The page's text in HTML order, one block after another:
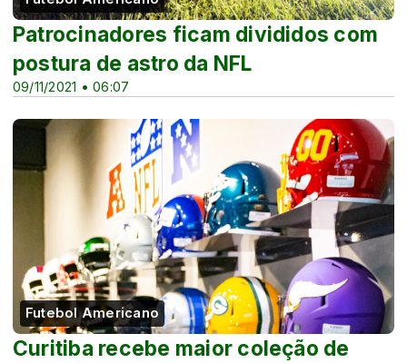
09/11/2021 • 06:07
Patrocinadores ficam divididos com
postura de astro da NFL
Futebol Americano
Curitiba recebe maior coleção de